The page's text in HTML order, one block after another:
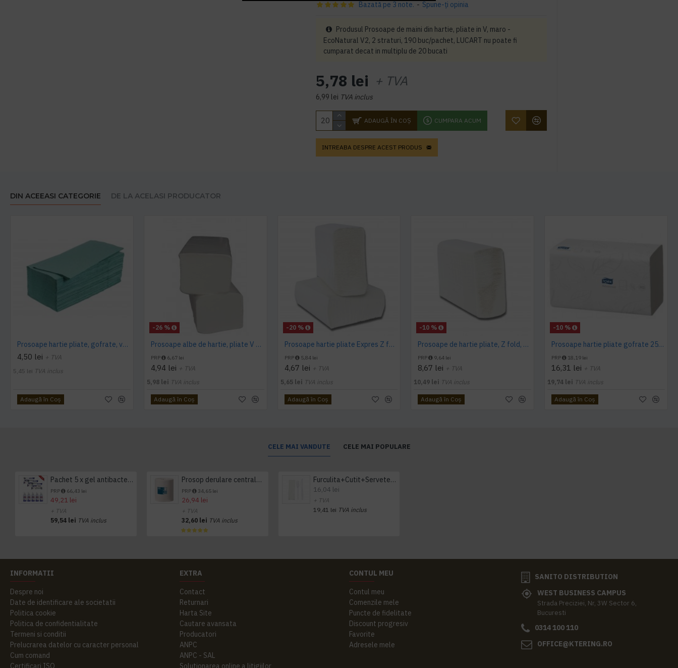
Bazată pe 3 note. - Spune-ţi opinia
5,78 lei + TVA
6,99 lei TVA inclus
ADAUGĂ ÎN COŞ CUMPARA ACUM
Produsul Prosoape de maini din hartie, pliate in V, maro -
EcoNatural V2, 2 straturi, 190 buc/pachet, LUCART nu poate fi
cumparat decat in multiplu de 20 bucati
INTREABA DESPRE ACEST PRODUS
DIN ACEEASI CATEGORIE DE LA ACELASI PRODUCATOR
Prosoape hartie pliate, gofrate, verzi, 25 x 23 cm, V fold, 1 strat, AQAS, 250 buc/pachet
4,50 lei + TVA
5,45 lei TVA inclus
Adaugă în Coş
-26 %
Prosoape albe de hartie, pliate V fold, 25 x 23 cm, in 2 straturi, 160 buc/pachet, 20 pac/bax, AQAS
PRP 6,67 lei
4,94 lei + TVA
5,98 lei TVA inclus
Adaugă în Coş
-20 %
Prosoape hartie pliate Expres Z fold, 160 buc / pachet, 2 straturi, 21 x 23 cm, 12 pac / bax, AQAS
PRP 5,84 lei
4,67 lei + TVA
5,65 lei TVA inclus
Adaugă în Coş
-10 %
Prosoape de hartie pliate, Z fold, 2 straturi, 23 x 23 cm, AQAS, 200 buc/pachet
PRP 9,64 lei
8,67 lei + TVA
10,49 lei TVA inclus
Adaugă în Coş
-10 %
Prosoape hartie pliate gofrate 250 buc / pachet, 2 straturi, Tork
PRP 18,19 lei
16,31 lei + TVA
19,74 lei TVA inclus
Adaugă în Coş
CELE MAI VANDUTE CELE MAI POPULARE
Pachet 5 x gel antibacterian 50ml si 3 x Servetele antibacteriene 48 buc Hygienium
PRP 66,43 lei
49,21 lei
+ TVA
59,54 lei TVA inclus
Prosop derulare centrala 1 pliu, 300 m Tork
PRP 34,65 lei
26,94 lei
+ TVA
32,60 lei TVA inclus
Furculita+Cutit+Servetel 100buc/set
16,04 lei
+ TVA
19,41 lei TVA inclus
INFORMATII
Despre noi
Date de identificare ale societatii
Politica cookie
Politica de confidentialitate
Termeni si conditii
Prelucrarea datelor cu caracter personal
Cum comand
Certificari ISO
EXTRA
Contact
Returnari
Harta Site
Cautare avansata
Producatori
ANPC
ANPC - SAL
Solutionarea online a litigiilor
CONTUL MEU
Contul meu
Comenzile mele
Puncte de fidelitate
Discount progresiv
Favorite
Adresele mele
SANITO DISTRIBUTION
WEST BUSINESS CAMPUS
Strada Preciziei, Nr, 3W Sector 6,
Bucuresti
0314 100 110
OFFICE@KTERING.RO